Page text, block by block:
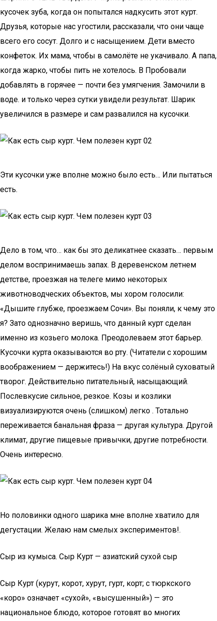
кусочек зуба, когда он попытался надкусить этот курт.
Друзья, которые нас угостили, рассказали, что они чаще
всего его сосут. Долго и с насыщением. Дети вместо
конфеток. Их мама, чтобы в самолёте не укачивало. А папа,
когда жарко, чтобы пить не хотелось. В Пробовали
добавлять в горячее — почти без умягчения. Замочили в
воде. и только через сутки увидели результат. Шарик
увеличился в размере и сам развалился на кусочки.
Эти кусочки уже вполне можно было есть… Или пытаться
есть.
Дело в том, что… как бы это деликатнее сказать… первым
делом воспринимаешь запах. В деревенском летнем
детстве, проезжая на телеге мимо некоторых
животноводческих объектов, мы хором голосили:
«Дышите глубже, проезжаем Сочи». Вы поняли, к чему это
я? Зато однозначно веришь, что данный курт сделан
именно из козьего молока. Преодолеваем этот барьер.
Кусочки курта оказываются во рту. (Читатели с хорошим
воображением — держитесь!) На вкус солёный суховатый
творог. Действительно питательный, насыщающий.
Послевкусие сильное, резкое. Козы и козлики
визуализируются очень (слишком) легко . Тотально
переживается банальная фраза — другая культура. Другой
климат, другие пищевые привычки, другие потребности.
Очень интересно.
Но половинки одного шарика мне вполне хватило для
дегустации. Желаю нам смелых экспериментов!.
Сыр из кумыса. Сыр Курт — азиатский сухой сыр
Сыр Курт (курут, корот, хурут, гурт, корт; с тюркского
«коро» означает «сухой», «высушенный») — это
национальное блюдо, которое готовят во многих